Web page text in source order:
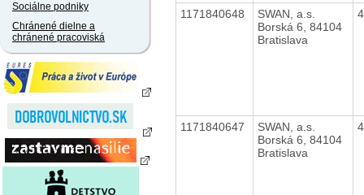
Sociálne podniky
Chránené dielne a
chránené pracoviská
1171840648
SWAN, a.s.
Borská 6, 84104
Bratislava
1171840647
SWAN, a.s.
Borská 6, 84104
Bratislava